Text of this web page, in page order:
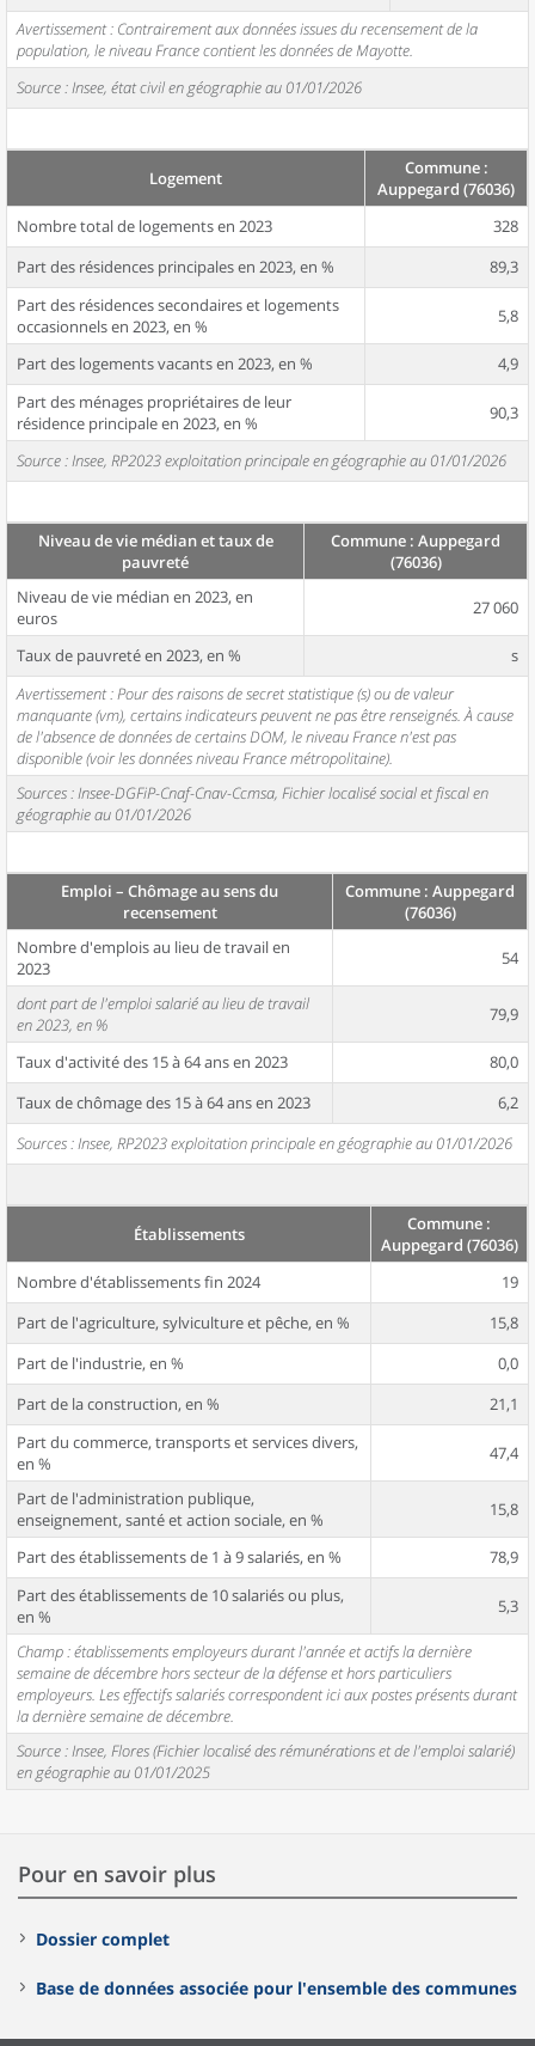
Avertissement : Contrairement aux données issues du recensement de la
population, le niveau France contient les données de Mayotte.
Source : Insee, état civil en géographie au 01/01/2026
Logement
Commune :
Auppegard (76036)
Nombre total de logements en 2023
328
Part des résidences principales en 2023, en %
89,3
Part des résidences secondaires et logements
occasionnels en 2023, en %
5,8
Part des logements vacants en 2023, en %
4,9
Part des ménages propriétaires de leur
résidence principale en 2023, en %
90,3
Source : Insee, RP2023 exploitation principale en géographie au 01/01/2026
Niveau de vie médian et taux de
pauvreté
Commune : Auppegard
(76036)
Niveau de vie médian en 2023, en
euros
27 060
Taux de pauvreté en 2023, en %
s
Avertissement : Pour des raisons de secret statistique (s) ou de valeur
manquante (vm), certains indicateurs peuvent ne pas être renseignés. À cause
de l'absence de données de certains DOM, le niveau France n'est pas
disponible (voir les données niveau France métropolitaine).
Sources : Insee-DGFiP-Cnaf-Cnav-Ccmsa, Fichier localisé social et fiscal en
géographie au 01/01/2026
Emploi – Chômage au sens du
recensement
Commune : Auppegard
(76036)
Nombre d'emplois au lieu de travail en
2023
54
dont part de l'emploi salarié au lieu de travail
en 2023, en %
79,9
Taux d'activité des 15 à 64 ans en 2023
80,0
Taux de chômage des 15 à 64 ans en 2023
6,2
Sources : Insee, RP2023 exploitation principale en géographie au 01/01/2026
Établissements
Commune :
Auppegard (76036)
Nombre d'établissements fin 2024
19
Part de l'agriculture, sylviculture et pêche, en %
15,8
Part de l'industrie, en %
0,0
Part de la construction, en %
21,1
Part du commerce, transports et services divers,
en %
47,4
Part de l'administration publique,
enseignement, santé et action sociale, en %
15,8
Part des établissements de 1 à 9 salariés, en %
78,9
Part des établissements de 10 salariés ou plus,
en %
5,3
Champ : établissements employeurs durant l'année et actifs la dernière
semaine de décembre hors secteur de la défense et hors particuliers
employeurs. Les effectifs salariés correspondent ici aux postes présents durant
la dernière semaine de décembre.
Source : Insee, Flores (Fichier localisé des rémunérations et de l'emploi salarié)
en géographie au 01/01/2025
Pour en savoir plus
Dossier complet
Base de données associée pour l'ensemble des communes